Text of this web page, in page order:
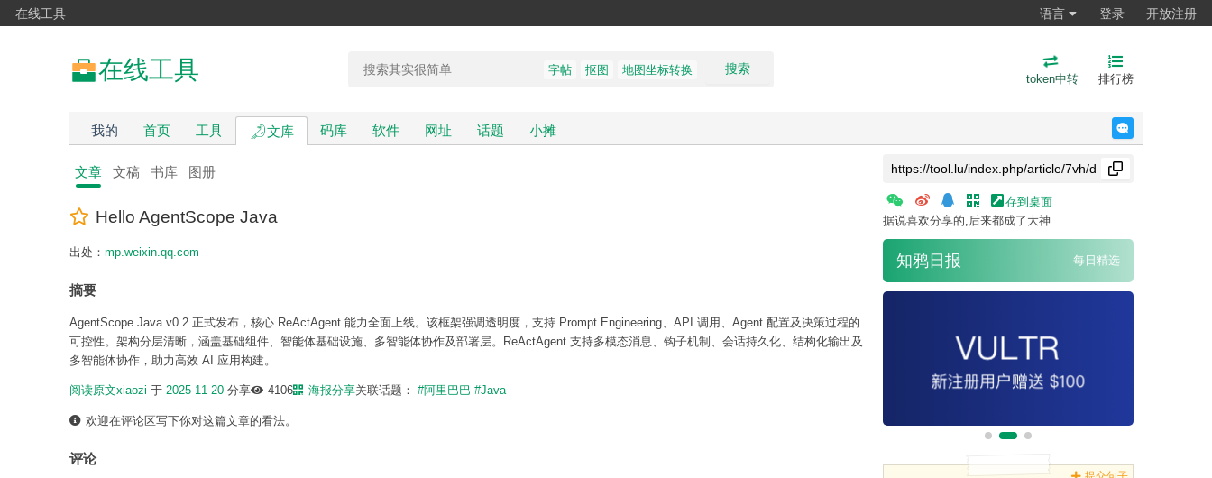
在线工具 语言 登录 开放注册
在线工具 搜索
字帖 抠图 地图坐标转换
token中转 排行榜
我的 首页 工具 文库 码库 软件 网址 话题 小摊
文章 文稿 书库 图册
Hello AgentScope Java
出处： mp.weixin.qq.com
摘要
AgentScope Java v0.2 正式发布，核心 ReActAgent 能力全面上线。该框架强调透明度，支持 Prompt Engineering、API 调用、Agent 配置及决策过程的
可控性。架构分层清晰，涵盖基础组件、智能体基础设施、多智能体协作及部署层。ReActAgent 支持多模态消息、钩子机制、会话持久化、结构化输出及
多智能体协作，助力高效 AI 应用构建。
阅读原文xiaozi 于 2025-11-20 分享 4106 海报分享关联话题： #阿里巴巴 #Java
欢迎在评论区写下你对这篇文章的看法。
评论
存到桌面
据说喜欢分享的,后来都成了大神
知鸦日报 每日精选